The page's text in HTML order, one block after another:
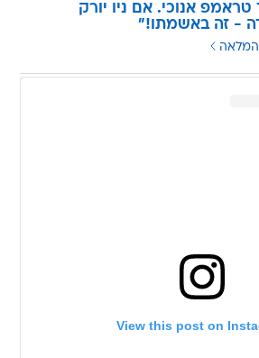
טראמפ אנוכי. אם ניו יורק
- זה באשמתו!"
View this post on